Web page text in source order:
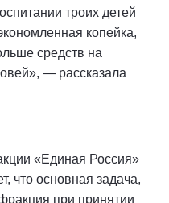
троих детей
копейка,
средств на
— рассказала
«Единая Россия»
что основная задача,
при принятии